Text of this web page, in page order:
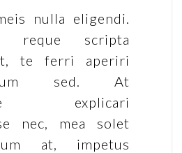
nulla eligendi.
scripta
te ferri aperiri
sed. At
explicari
nec, mea solet
at, impetus